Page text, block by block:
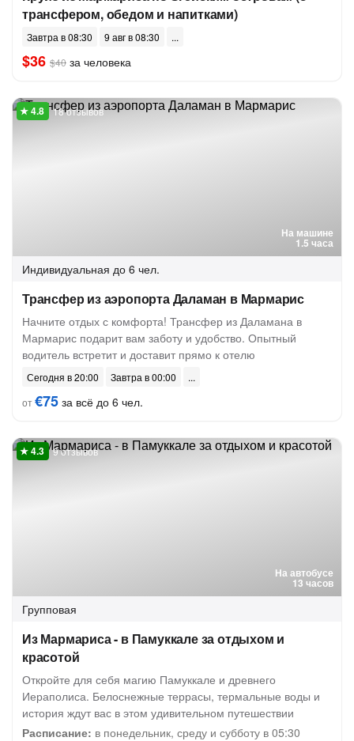
трансфером, обедом и напитками)
Завтра в 08:30 9 авг в 08:30
$36 $40 за человека
На машине
1.5 часа
18 отзывов
Индивидуальная до 6 чел.
Трансфер из аэропорта Даламан в Мармарис
Начните отдых с комфорта! Трансфер из Даламана в
Мармарис подарит вам заботу и удобство. Опытный
водитель встретит и доставит прямо к отелю
Сегодня в 20:00
Завтра в 00:00
от€75 за всё до 6 чел.
На автобусе
13 часов
9 отзывов
Групповая
Из Мармариса - в Памуккале за отдыхом и
красотой
Откройте для себя магию Памуккале и древнего
Иераполиса. Белоснежные террасы, термальные воды и
история ждут вас в этом удивительном путешествии
Расписание: в понедельник, среду и субботу в 05:30